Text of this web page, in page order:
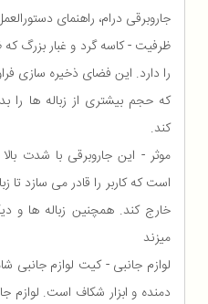
جاروبرقی درام، راهنمای
را دارد. این فضای ذخیره سازی
که حجم بیشتری از زباله ها را
کند.
موثر - این جاروبرقی با شدت
است که کاربر را قادر می سازد تا
خارج کند. همچنین زباله ها و
میزند
لوازم جانبی - کیت لوازم
دمنده و ابزار شکاف است. لوازم